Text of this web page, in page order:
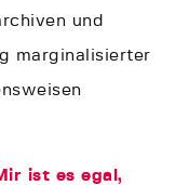
und
marginalisierter
ist es egal,